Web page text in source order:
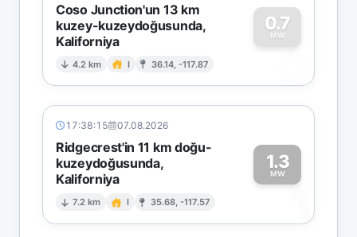
Coso Junction'un 13 km
kuzey-kuzeydoğusunda,
Kaliforniya
4.2 km I 36.14, -117.87
0.7
MW
0
17:38:15 07.08.2026
Ridgecrest'in 11 km doğu-
kuzeydoğusunda,
Kaliforniya
7.2 km I 35.68, -117.57
1.3
MW
1